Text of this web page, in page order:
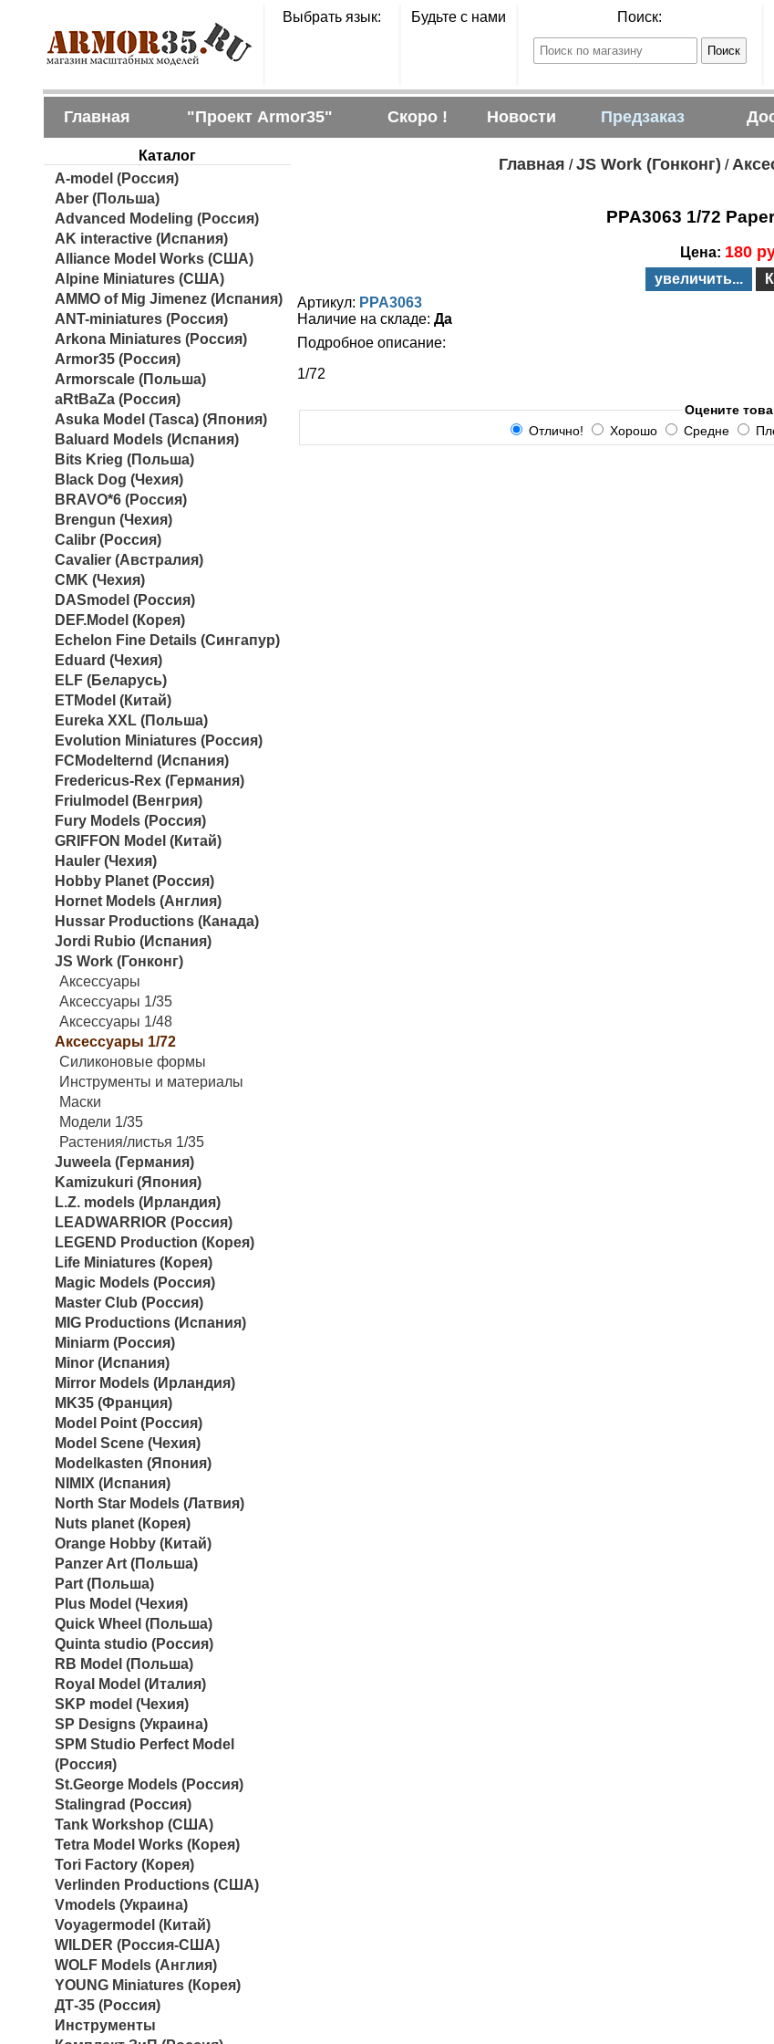
Выбрать язык: Будьте с нами Поиск:
Главная "Проект Armor35" Скоро ! Новости Предзаказ
Каталог
A-model (Россия)
Aber (Польша)
Advanced Modeling (Россия)
AK interactive (Испания)
Alliance Model Works (США)
Alpine Miniatures (США)
AMMO of Mig Jimenez (Испания)
ANT-miniatures (Россия)
Arkona Miniatures (Россия)
Armor35 (Россия)
Armorscale (Польша)
aRtBaZa (Россия)
Asuka Model (Tasca) (Япония)
Baluard Models (Испания)
Bits Krieg (Польша)
Black Dog (Чехия)
BRAVO*6 (Россия)
Brengun (Чехия)
Calibr (Россия)
Cavalier (Австралия)
CMK (Чехия)
DASmodel (Россия)
DEF.Model (Корея)
Echelon Fine Details (Сингапур)
Eduard (Чехия)
ELF (Беларусь)
ETModel (Китай)
Eureka XXL (Польша)
Evolution Miniatures (Россия)
FCModelternd (Испания)
Fredericus-Rex (Германия)
Friulmodel (Венгрия)
Fury Models (Россия)
GRIFFON Model (Китай)
Hauler (Чехия)
Hobby Planet (Россия)
Hornet Models (Англия)
Hussar Productions (Канада)
Jordi Rubio (Испания)
JS Work (Гонконг)
Аксессуары
Аксессуары 1/35
Аксессуары 1/48
Аксессуары 1/72
Силиконовые формы
Инструменты и материалы
Маски
Модели 1/35
Растения/листья 1/35
Juweela (Германия)
Kamizukuri (Япония)
L.Z. models (Ирландия)
LEADWARRIOR (Россия)
LEGEND Production (Корея)
Life Miniatures (Корея)
Magic Models (Россия)
Master Club (Россия)
MIG Productions (Испания)
Miniarm (Россия)
Minor (Испания)
Mirror Models (Ирландия)
MK35 (Франция)
Model Point (Россия)
Model Scene (Чехия)
Modelkasten (Япония)
NIMIX (Испания)
North Star Models (Латвия)
Nuts planet (Корея)
Orange Hobby (Китай)
Panzer Art (Польша)
Part (Польша)
Plus Model (Чехия)
Quick Wheel (Польша)
Quinta studio (Россия)
RB Model (Польша)
Royal Model (Италия)
SKP model (Чехия)
SP Designs (Украина)
SPM Studio Perfect Model
(Россия)
St.George Models (Россия)
Stalingrad (Россия)
Tank Workshop (США)
Tetra Model Works (Корея)
Tori Factory (Корея)
Verlinden Productions (США)
Vmodels (Украина)
Voyagermodel (Китай)
WILDER (Россия-США)
WOLF Models (Англия)
YOUNG Miniatures (Корея)
ДТ-35 (Россия)
Инструменты
Главная /JS Work (Гонконг) /
PPA3063 1/72
Цена: 180
увеличить...
Артикул: PPA3063
Наличие на складе: Да
Подробное описание:
1/72
Оцените
Отлично!
Хорошо Средне